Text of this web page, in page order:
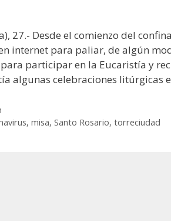
27.- Desde el comienzo del
internet para paliar, de algún
participar en la Eucaristía y
algunas celebraciones litúrgicas
,misa,Santo Rosario,torreciudad